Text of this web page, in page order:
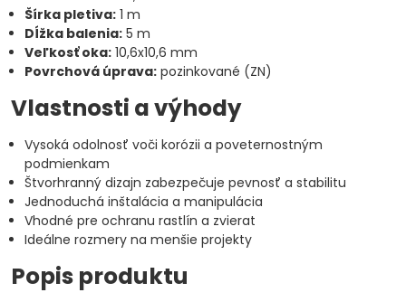
Šírka pletiva: 1 m
Dĺžka balenia: 5 m
Veľkosť oka: 10,6x10,6 mm
Povrchová úprava: pozinkované (ZN)
Vlastnosti a výhody
Vysoká odolnosť voči korózii a poveternostným
podmienkam
Štvorhranný dizajn zabezpečuje pevnosť a stabilitu
Jednoduchá inštalácia a manipulácia
Vhodné pre ochranu rastlín a zvierat
Ideálne rozmery na menšie projekty
Popis produktu